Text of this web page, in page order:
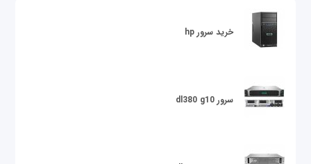
خرید سرور hp
سرور dl380 g10